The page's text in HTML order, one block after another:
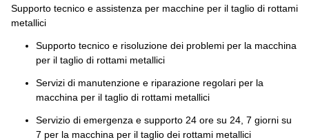
Supporto tecnico e assistenza per macchine per il taglio di rottami
metallici
Supporto tecnico e risoluzione dei problemi per la macchina
per il taglio di rottami metallici
Servizi di manutenzione e riparazione regolari per la
macchina per il taglio di rottami metallici
Servizio di emergenza e supporto 24 ore su 24, 7 giorni su
7 per la macchina per il taglio dei rottami metallici